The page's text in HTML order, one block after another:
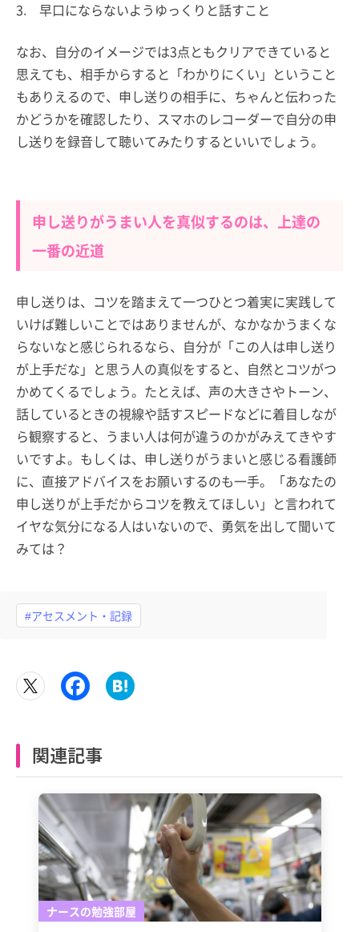
3. 早口にならないようゆっくりと話すこと
なお、自分のイメージでは3点ともクリアできていると
思えても、相手からすると「わかりにくい」ということ
もありえるので、申し送りの相手に、ちゃんと伝わった
かどうかを確認したり、スマホのレコーダーで自分の申
し送りを録音して聴いてみたりするといいでしょう。
申し送りがうまい人を真似するのは、上達の
一番の近道
申し送りは、コツを踏まえて一つひとつ着実に実践して
いけば難しいことではありませんが、なかなかうまくな
らないなと感じられるなら、自分が「この人は申し送り
が上手だな」と思う人の真似をすると、自然とコツがつ
かめてくるでしょう。たとえば、声の大きさやトーン、
話しているときの視線や話すスピードなどに着目しなが
ら観察すると、うまい人は何が違うのかがみえてきやす
いですよ。もしくは、申し送りがうまいと感じる看護師
に、直接アドバイスをお願いするのも一手。「あなたの
申し送りが上手だからコツを教えてほしい」と言われて
イヤな気分になる人はいないので、勇気を出して聞いて
みては？
#アセスメント・記録
関連記事
ナースの勉強部屋